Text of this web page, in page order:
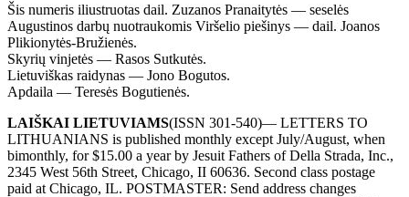
Šis numeris iliustruotas dail. Zuzanos Pranaitytės — seselės
Augustinos darbų nuotraukomis Viršelio piešinys — dail. Joanos
Plikionytės-Bružienės.
Skyrių vinjetės — Rasos Sutkutės.
Lietuviškas raidynas — Jono Bogutos.
Apdaila — Teresės Bogutienės.
LAIŠKAI LIETUVIAMS(ISSN 301-540)— LETTERS TO
LITHUANIANS is published monthly except July/August, when
bimonthly, for $15.00 a year by Jesuit Fathers of Della Strada, Inc.,
2345 West 56th Street, Chicago, II 60636. Second class postage
paid at Chicago, IL. POSTMASTER: Send address changes